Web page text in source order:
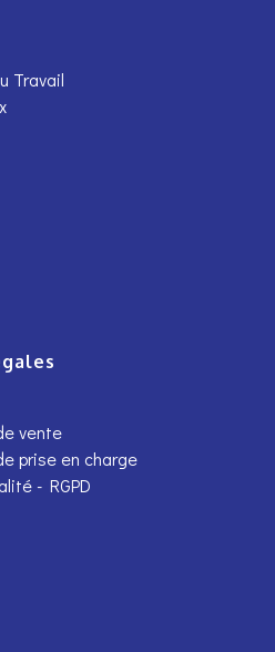
Travail
vente
prise en charge
- RGPD